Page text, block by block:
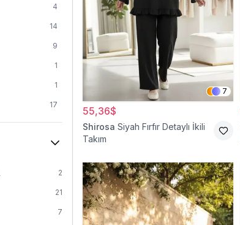
4
14
9
1
1
17
16
8
2
21
7
7
55,36$
Shirosa Siyah Fırfır Detaylı İkili
Takım